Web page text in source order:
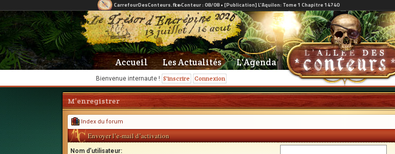
Bienvenue internaute ! S'inscrire Connexion
Accueil Les Actualités L'Agenda
M’enregistrer
Index du forum
Envoyer l’e-mail d’activation
Nom d’utilisateur: